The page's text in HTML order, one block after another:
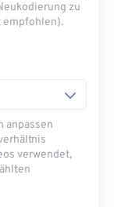
zu
empfohlen).
anpassen
verwendet,